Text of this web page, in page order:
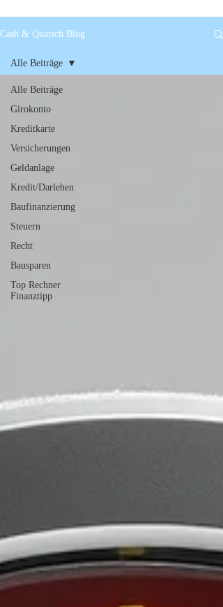
Cash & Quatsch Blog
Alle Beiträge
Girokonto
Kreditkarte
Versicherungen
Geldanlage
Kredit/Darlehen
Baufinanzierung
Steuern
Recht
Bausparen
Top Rechner
Finanztipp
Alle Beiträge